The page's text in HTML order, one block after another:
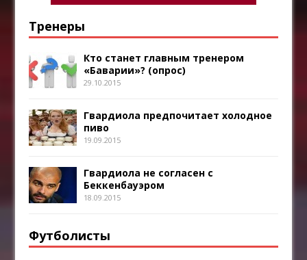
Тренеры
Кто станет главным тренером
«Баварии»? (опрос)
29.10.2015
Гвардиола предпочитает холодное
пиво
19.09.2015
Гвардиола не согласен с
Беккенбауэром
18.09.2015
Футболисты